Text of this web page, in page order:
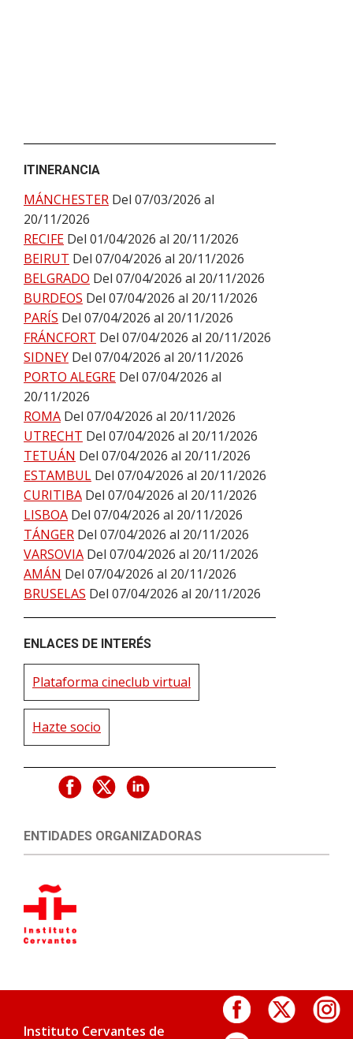
ITINERANCIA
MÁNCHESTER Del 07/03/2026 al
20/11/2026
RECIFE Del 01/04/2026 al 20/11/2026
BEIRUT Del 07/04/2026 al 20/11/2026
BELGRADO Del 07/04/2026 al 20/11/2026
BURDEOS Del 07/04/2026 al 20/11/2026
PARÍS Del 07/04/2026 al 20/11/2026
FRÁNCFORT Del 07/04/2026 al 20/11/2026
SIDNEY Del 07/04/2026 al 20/11/2026
PORTO ALEGRE Del 07/04/2026 al
20/11/2026
ROMA Del 07/04/2026 al 20/11/2026
UTRECHT Del 07/04/2026 al 20/11/2026
TETUÁN Del 07/04/2026 al 20/11/2026
ESTAMBUL Del 07/04/2026 al 20/11/2026
CURITIBA Del 07/04/2026 al 20/11/2026
LISBOA Del 07/04/2026 al 20/11/2026
TÁNGER Del 07/04/2026 al 20/11/2026
VARSOVIA Del 07/04/2026 al 20/11/2026
AMÁN Del 07/04/2026 al 20/11/2026
BRUSELAS Del 07/04/2026 al 20/11/2026
ENLACES DE INTERÉS
Plataforma cineclub virtual
Hazte socio
ENTIDADES ORGANIZADORAS
Instituto Cervantes de